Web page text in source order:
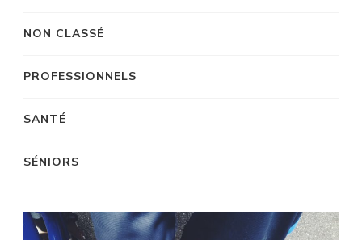
NON CLASSÉ
PROFESSIONNELS
SANTÉ
SÉNIORS